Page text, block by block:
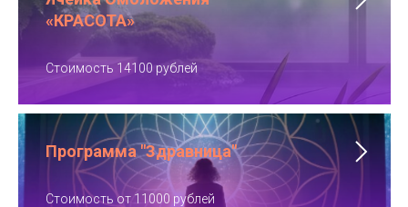
«КРАСОТА»
Стоимость 14100 рублей
Программа "Здравница"
Стоимость от 11000 рублей